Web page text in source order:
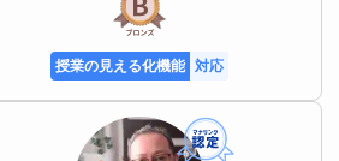
授業の見える化機能 対応